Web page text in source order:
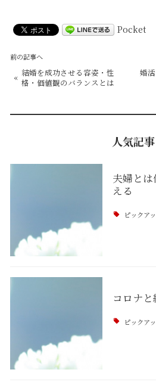
Pocket
前の記事へ
« 結婚を成功させる容姿・性
格・価値観のバランスとは
婚
人気記事
夫婦と
える
ピックア
コロナと
ピックア